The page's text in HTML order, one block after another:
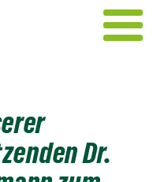
Dr.